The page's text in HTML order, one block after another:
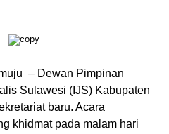
– Dewan Pimpinan
Sulawesi (IJS) Kabupaten
baru. Acara
khidmat pada malam hari